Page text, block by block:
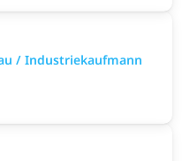
/ Industriekaufmann